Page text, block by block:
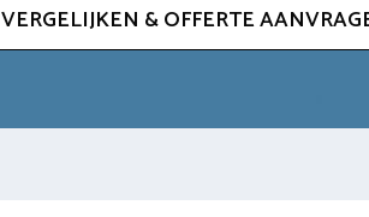
VERGELIJKEN & OFFERTE